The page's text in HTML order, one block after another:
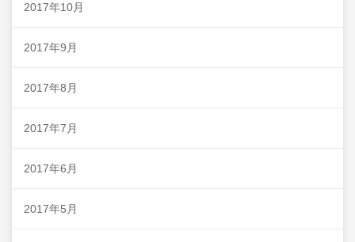
2017年10月
2017年9月
2017年8月
2017年7月
2017年6月
2017年5月